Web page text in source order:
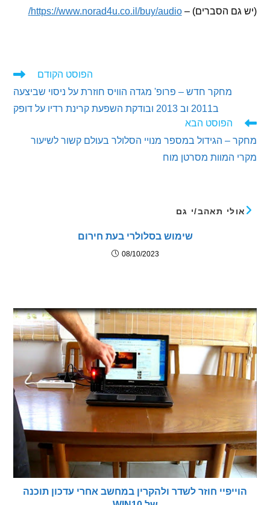
הסברים) –https://www.norad4u.co.il/buy/audio/
הפוסט הקודם
מחקר חדש – פרופ' מגדה הוויס חוזרת על ניסוי שביצעה
הפוסט הבא
– הגידול במספר מנויי הסלולר בעולם קשור לשיעור
המוות מסרטן מוח
תאהב/י גם
שימוש בסלולרי בעת חירום
08/10/2023
חוזר לשדר ולהקרין במחשב אחרי עדכון תוכנה